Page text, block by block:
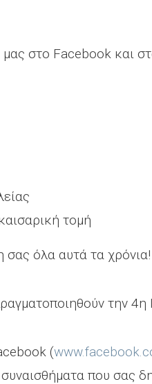
μας στο Facebook και
τομή
σας όλα αυτά τα χρόνια!
την 4η
(
που σας